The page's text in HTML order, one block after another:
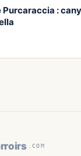
Purcaraccia :
.COM